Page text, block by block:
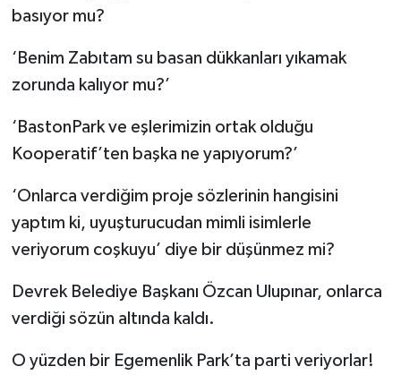
basıyor mu?
‘Benim Zabıtam su basan dükkanları yıkamak
zorunda kalıyor mu?’
‘BastonPark ve eşlerimizin ortak olduğu
Kooperatif’ten başka ne yapıyorum?’
‘Onlarca verdiğim proje sözlerinin hangisini
yaptım ki, uyuşturucudan mimli isimlerle
veriyorum coşkuyu’ diye bir düşünmez mi?
Devrek Belediye Başkanı Özcan Ulupınar, onlarca
verdiği sözün altında kaldı.
O yüzden bir Egemenlik Park’ta parti veriyorlar!